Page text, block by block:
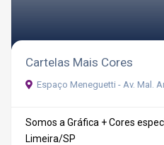
Cartelas Mais Cores
Espaço Meneguetti - Av. Mal.
Somos a Gráfica + Cores
Limeira/SP